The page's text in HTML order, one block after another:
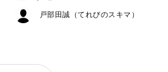
戸部田誠（てれびのスキマ）